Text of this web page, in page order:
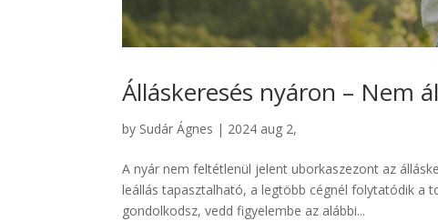
Álláskeresés nyáron – Nem
by Sudár Ágnes | 2024 aug 2,
A nyár nem feltétlenül jelent uborkaszezont az
leállás tapasztalható, a legtöbb cégnél folytatódik a
gondolkodsz, vedd figyelembe az alábbi...